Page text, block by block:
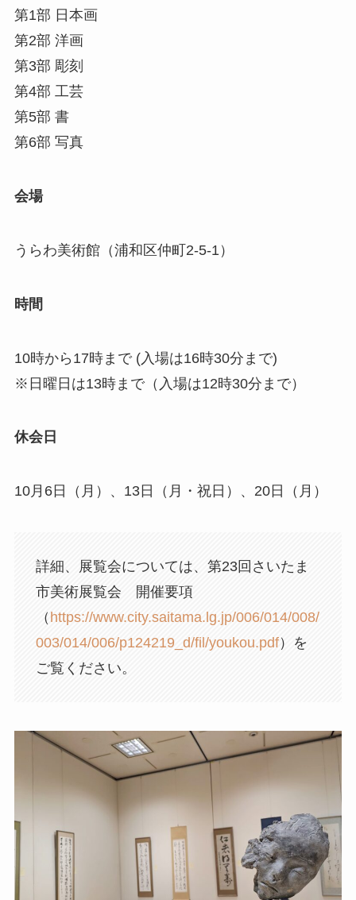
第1部 日本画
第2部 洋画
第3部 彫刻
第4部 工芸
第5部 書
第6部 写真
会場
うらわ美術館（浦和区仲町2-5-1）
時間
10時から17時まで (入場は16時30分まで)
※日曜日は13時まで（入場は12時30分まで）
休会日
10月6日（月）、13日（月・祝日）、20日（月）
詳細、展覧会については、第23回さいたま
市美術展覧会 開催要項
（ https://www.city.saitama.lg.jp/006/014/008/
003/014/006/p124219_d/fil/youkou.pdf）を
ご覧ください。